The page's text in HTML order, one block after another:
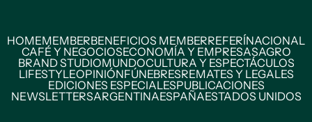
HOMEMEMBERBENEFICIOS MEMBERREFERÍNACIONAL
CAFÉ Y NEGOCIOSECONOMÍA Y EMPRESASAGRO
BRAND STUDIOMUNDOCULTURA Y ESPECTÁCULOS
LIFESTYLEOPINIÓNFÚNEBRESREMATES Y LEGALES
EDICIONES ESPECIALESPUBLICACIONES
NEWSLETTERSARGENTINAESPAÑAESTADOS UNIDOS